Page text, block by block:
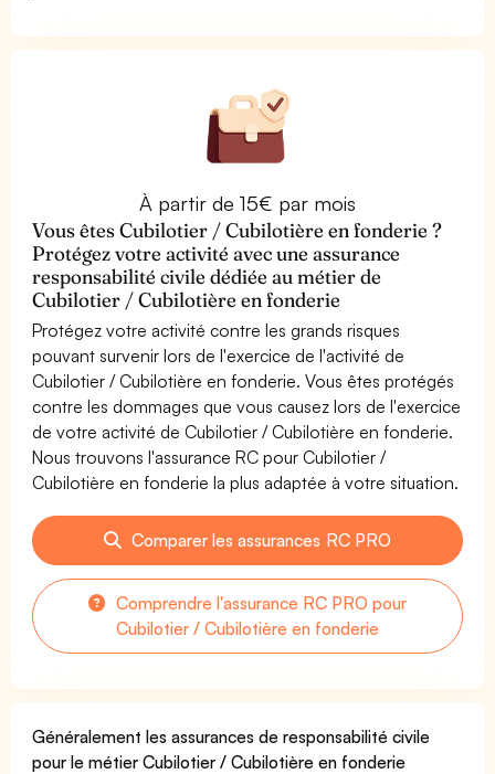
À partir de 15€ par mois
Vous êtes Cubilotier / Cubilotière en fonderie ?
Protégez votre activité avec une assurance
responsabilité civile dédiée au métier de
Cubilotier / Cubilotière en fonderie
Protégez votre activité contre les grands risques
pouvant survenir lors de l'exercice de l'activité de
Cubilotier / Cubilotière en fonderie. Vous êtes protégés
contre les dommages que vous causez lors de l'exercice
de votre activité de Cubilotier / Cubilotière en fonderie.
Nous trouvons l'assurance RC pour Cubilotier /
Cubilotière en fonderie la plus adaptée à votre situation.
Comparer les assurances RC PRO
Comprendre l'assurance RC PRO pour
Cubilotier / Cubilotière en fonderie
Généralement les assurances de responsabilité civile
pour le métier Cubilotier / Cubilotière en fonderie